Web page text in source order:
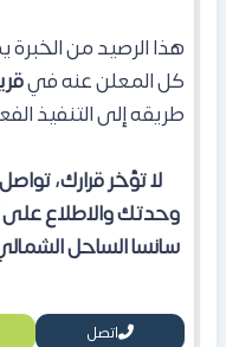
هذا الرصيد من
كل المعلن عنه في
طريقه إلى التنفيذ
لا تؤخر قرارك،
وحدتك والاطلاع
سانسا الساحل الشمالي
اتصل